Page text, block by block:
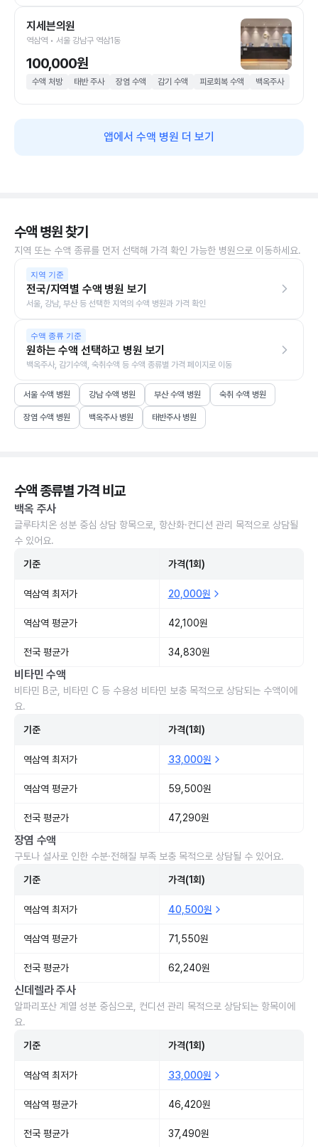
지세븐의원
역삼역 • 서울 강남구 역삼1동
100,000원
수액 처방 태반 주사 장염 수액 감기 수액 피로회복 수액 백옥주사
앱에서 수액 병원 더 보기
수액 병원 찾기
지역 또는 수액 종류를 먼저 선택해 가격 확인 가능한 병원으로 이동하세요.
지역 기준
전국/지역별 수액 병원 보기
서울, 강남, 부산 등 선택한 지역의 수액 병원과 가격 확인
수액 종류 기준
원하는 수액 선택하고 병원 보기
백옥주사, 감기수액, 숙취수액 등 수액 종류별 가격 페이지로 이동
서울 수액 병원 강남 수액 병원 부산 수액 병원 숙취 수액 병원
장염 수액 병원 백옥주사 병원 태반주사 병원
수액 종류별 가격 비교
백옥 주사
글루타치온 성분 중심 상담 항목으로, 항산화·컨디션 관리 목적으로 상담될
수 있어요.
기준 가격(1회)
역삼역 최저가 20,000원
역삼역 평균가 42,100원
전국 평균가 34,830원
비타민 수액
비타민 B군, 비타민 C 등 수용성 비타민 보충 목적으로 상담되는 수액이에
요.
기준 가격(1회)
역삼역 최저가 33,000원
역삼역 평균가 59,500원
전국 평균가 47,290원
장염 수액
구토나 설사로 인한 수분·전해질 부족 보충 목적으로 상담될 수 있어요.
기준 가격(1회)
역삼역 최저가 40,500원
역삼역 평균가 71,550원
전국 평균가 62,240원
신데렐라 주사
알파리포산 계열 성분 중심으로, 컨디션 관리 목적으로 상담되는 항목이에
요.
기준 가격(1회)
역삼역 최저가 33,000원
역삼역 평균가 46,420원
전국 평균가 37,490원